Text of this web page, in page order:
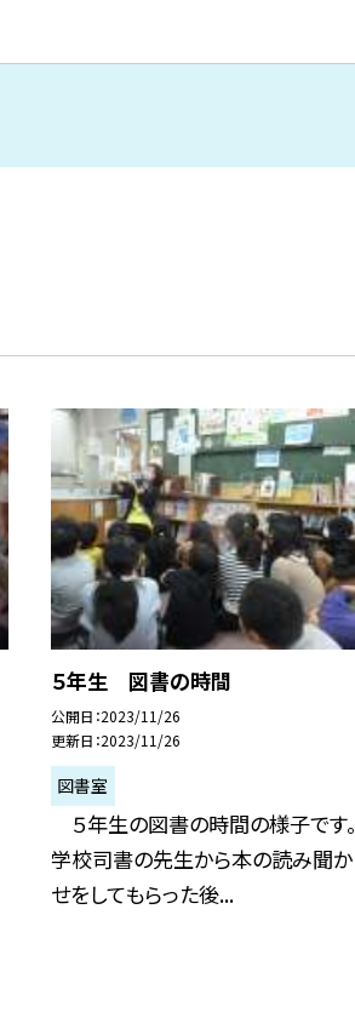
５年生 図書の時間
公開日 2023/11/26
更新日 2023/11/26
図書室
５年生の図書の時間の様子です。
学校司書の先生から本の読み聞か
せをしてもらった後...